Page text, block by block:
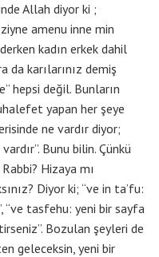
Allah diyor ki ;
amenu inne min
kadın erkek dahil
da karılarınız demiş
hepsi değil. Bunların
yapan her şeye
ne vardır diyor;
Bunu bilin. Çünkü
Hizaya mı
Diyor ki; “ve in ta’fu:
“ve tasfehu: yeni bir sayfa
Bozulan şeyleri de
geleceksin, yeni bir